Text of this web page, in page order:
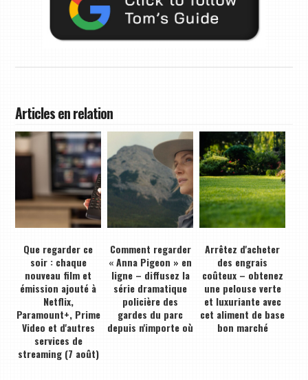
Articles en relation
Que regarder ce
soir : chaque
nouveau film et
émission ajouté à
Netflix,
Paramount+, Prime
Video et d'autres
services de
streaming (7 août)
Comment regarder
« Anna Pigeon » en
ligne – diffusez la
série dramatique
policière des
gardes du parc
depuis n'importe où
Arrêtez d'acheter
des engrais
coûteux – obtenez
une pelouse verte
et luxuriante avec
cet aliment de base
bon marché